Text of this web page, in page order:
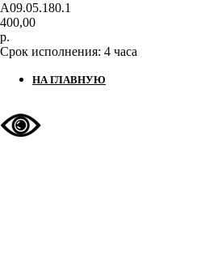
А09.05.180.1
400,00
р.
Срок исполнения: 4 часа
НА ГЛАВНУЮ